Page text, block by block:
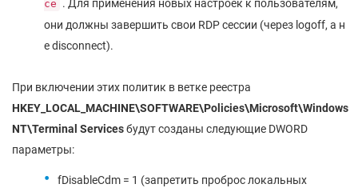
ce . Для применения новых настроек к пользователям,
они должны завершить свои RDP сессии (через logoff, а н
е disconnect).
При включении этих политик в ветке реестра
HKEY_LOCAL_MACHINE\SOFTWARE\Policies\Microsoft\Windows
NT\Terminal Servicesбудут созданы следующие DWORD
параметры:
fDisableCdm = 1 (запретить проброс локальных